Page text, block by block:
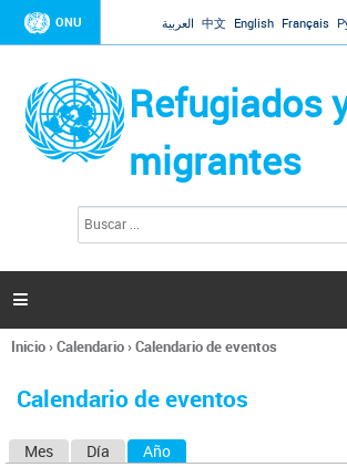
Jump to navigation
ONU العربية 中文 English Français
Refugiados
migrantes
l
s

Se
usted
Inicio›Calendario›Calendario de eventos
Calendario de eventos
Mes Día Año